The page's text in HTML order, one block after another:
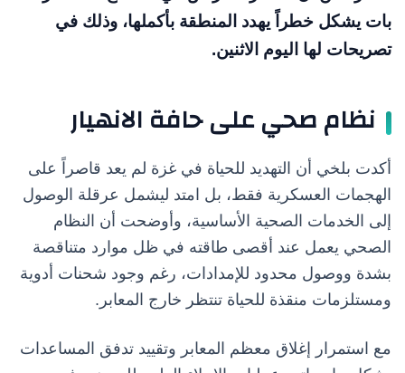
بات يشكل خطراً يهدد المنطقة بأكملها، وذلك في
تصريحات لها اليوم الاثنين.
نظام صحي على حافة الانهيار
أكدت بلخي أن التهديد للحياة في غزة لم يعد قاصراً على
الهجمات العسكرية فقط، بل امتد ليشمل عرقلة الوصول
إلى الخدمات الصحية الأساسية، وأوضحت أن النظام
الصحي يعمل عند أقصى طاقته في ظل موارد متناقصة
بشدة ووصول محدود للإمدادات، رغم وجود شحنات أدوية
ومستلزمات منقذة للحياة تنتظر خارج المعابر.
مع استمرار إغلاق معظم المعابر وتقييد تدفق المساعدات